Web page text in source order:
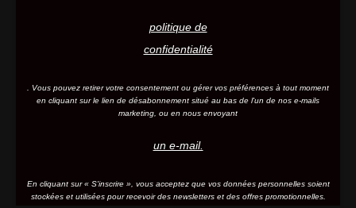
politique de
confidentialité
. Vous pouvez retirer votre consentement ou gérer vos préférences à tout moment
en cliquant sur le lien de désabonnement situé au bas de l'un de nos e-mails
marketing, ou en nous envoyant
un e-mail.
En cliquant sur « S'inscrire », vous acceptez que vos données personnelles soient
stockées et utilisées pour recevoir des newsletters et des offres promotionnelles.